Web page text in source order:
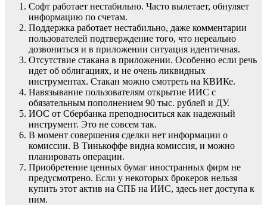
Софт работает нестабильно. Часто вылетает, обнуляет
информацию по счетам.
Поддержка работает нестабильно, даже комментарии
пользователей подтверждение того, что нереально
дозвониться и в приложении ситуация идентичная.
Отсутствие стакана в приложении. Особенно если речь
идет об облигациях, и не очень ликвидных
инструментах. Стакан можно смотреть на КВИКе.
Навязывание пользователям открытие ИИС с
обязательным пополнением 90 тыс. рублей и ДУ.
ИОС от Сбербанка преподноситься как надежный
инструмент. Это не совсем так.
В момент совершения сделки нет информации о
комиссии. В Тинькоффе видна комиссия, и можно
планировать операции.
Приобретение ценных бумаг иностранных фирм не
предусмотрено. Если у некоторых брокеров нельзя
купить этот актив на СПБ на ИИС, здесь нет доступа к
ним.